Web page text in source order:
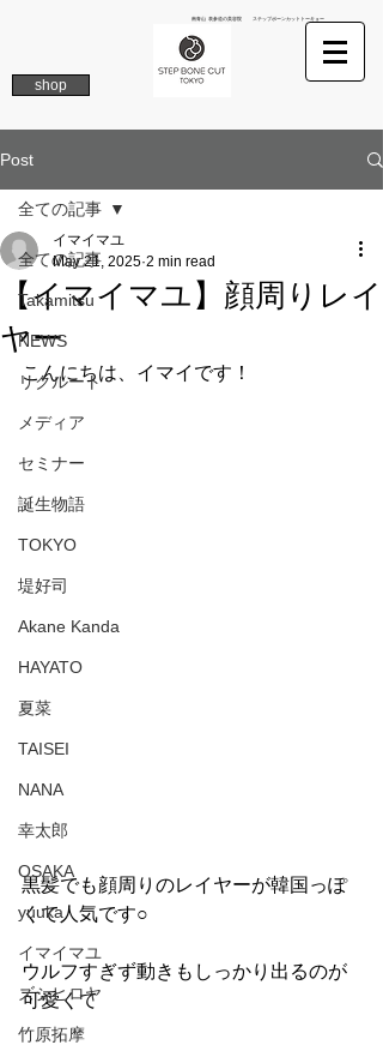
南青山 表参道の美容院 ステップボーンカットトーキョー
shop
Post
全ての記事
Takamitsu
NEWS
リクルート
メディア
セミナー
誕生物語
TOKYO
堤好司
Akane Kanda
HAYATO
夏菜
TAISEI
NANA
幸太郎
OSAKA
yuuka
イマイマユ
ズシヒロヤ
竹原拓摩
全ての記事
【イマイマユ】顔周りレイ
ヤー
イマイマユ
May 21, 2025 2 min read
こんにちは、イマイです！
黒髪でも顔周りのレイヤーが韓国っぽ
くて人気です○
ウルフすぎず動きもしっかり出るのが
可愛くて